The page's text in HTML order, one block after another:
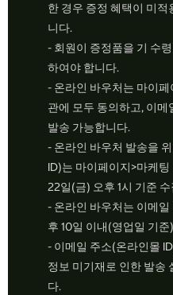
한 경우 증정 혜택이 미
니다.
- 회원이 증정품을 기 수
하여야 합니다.
- 온라인 바우처는 마이
관에 모두 동의하고, 이
발송 가능합니다.
- 온라인 바우처 발송을
ID)는 마이페이지>마케
22일(금) 오후 1시 기준
- 온라인 바우처는 이메
후 10일 이내(영업일 기
- 이메일 주소(온라인몰
정보 미기재로 인한 발송
다.